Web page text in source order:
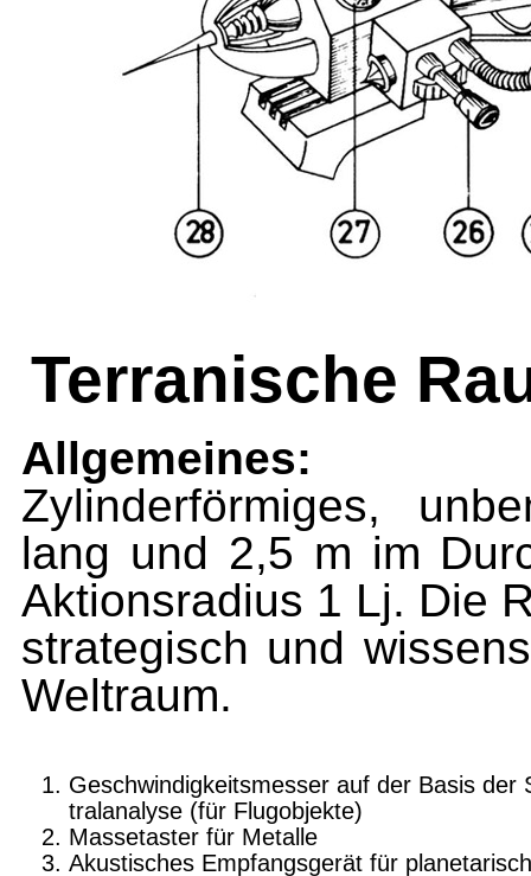
Terranische
Allgemeines:
Zylinderförmiges,
lang und 2,5 m im
Aktionsradius 1 Lj. Die
strategisch und
Weltraum.
Geschwindigkeitsmesser auf der Basis der
tralanalyse (für Flugobjekte)
Massetaster für Metalle
Akustisches Empfangsgerät für